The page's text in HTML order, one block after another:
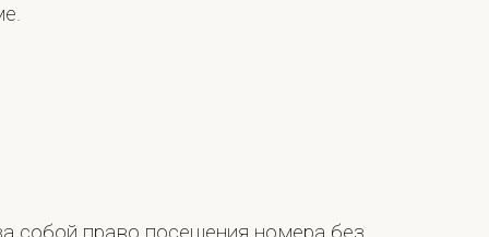
собой право посещения номера без